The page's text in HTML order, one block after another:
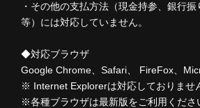
・その他の支払方法（現金持参、銀行
等）には対応していません。
◆対応ブラウザ
Google Chrome、Safari、 FireFox、
※ Internet Explorerは対応しておりませ
※各種ブラウザは最新版をご利用くださ